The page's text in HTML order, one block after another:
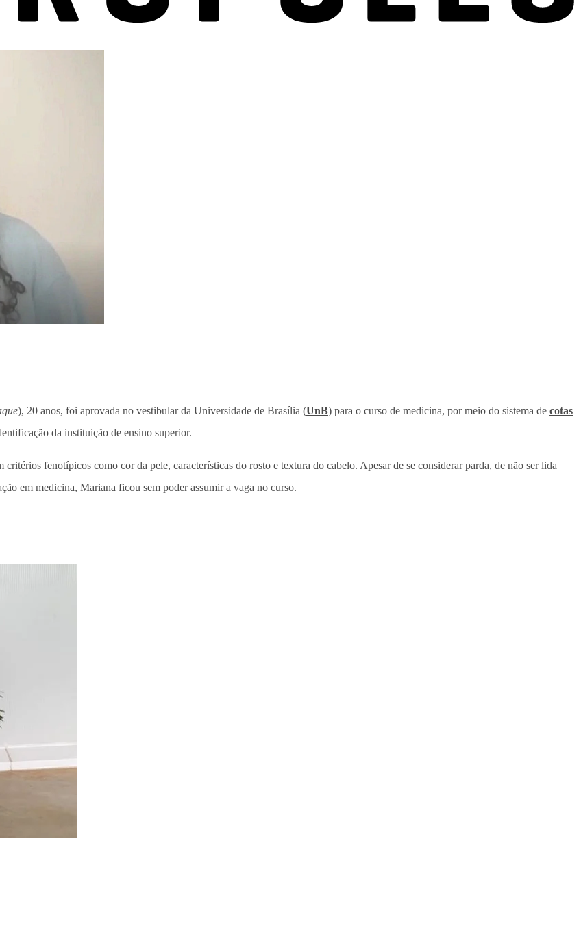
), 20 anos, foi aprovada no vestibular da Universidade de Brasília (UnB) para o curso de medicina, por meio do sistema de cotas
da instituição de ensino superior.
fenotípicos como cor da pele, características do rosto e textura do cabelo. Apesar de se considerar parda, de não ser lida
em medicina, Mariana ficou sem poder assumir a vaga no curso.